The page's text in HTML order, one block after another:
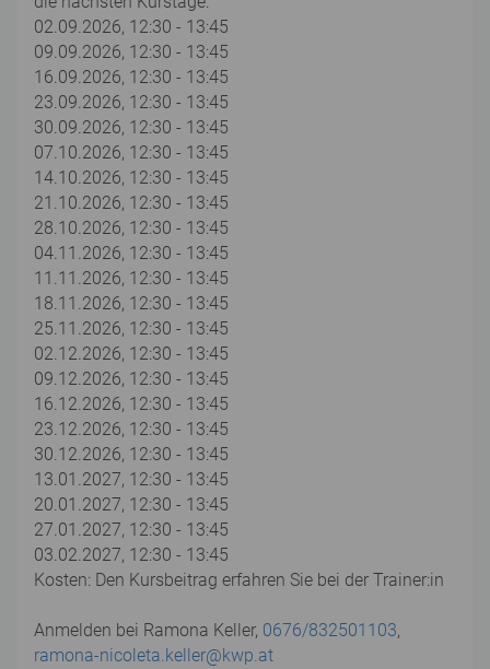
02.09.2026, 12:30 - 13:45
09.09.2026, 12:30 - 13:45
16.09.2026, 12:30 - 13:45
23.09.2026, 12:30 - 13:45
30.09.2026, 12:30 - 13:45
07.10.2026, 12:30 - 13:45
14.10.2026, 12:30 - 13:45
21.10.2026, 12:30 - 13:45
28.10.2026, 12:30 - 13:45
04.11.2026, 12:30 - 13:45
11.11.2026, 12:30 - 13:45
18.11.2026, 12:30 - 13:45
25.11.2026, 12:30 - 13:45
02.12.2026, 12:30 - 13:45
09.12.2026, 12:30 - 13:45
16.12.2026, 12:30 - 13:45
23.12.2026, 12:30 - 13:45
30.12.2026, 12:30 - 13:45
13.01.2027, 12:30 - 13:45
20.01.2027, 12:30 - 13:45
27.01.2027, 12:30 - 13:45
03.02.2027, 12:30 - 13:45
Kosten: Den Kursbeitrag erfahren Sie bei der Trainer:in
Anmelden bei Ramona Keller, 0676/832501103,
ramona-nicoleta.keller@kwp.at